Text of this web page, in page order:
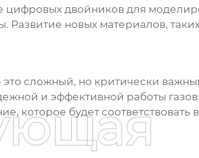
двойников для
новых материалов,
это сложный, но критически
и эффективной работы
которое будет